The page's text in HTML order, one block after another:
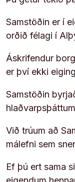
Samstöðin er í
orðið félagi í
Áskrifendur
er því ekki
Samstöðin
Við trúum að
málefni sem
Ef þú ert sama